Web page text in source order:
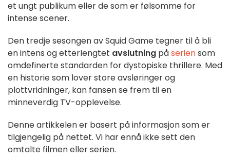
et ungt publikum eller de som er følsomme for
intense scener.
Den tredje sesongen avSquid Game tegner til å bli
en intens og etterlengtet avslutning påseriensom
omdefinerte standarden for dystopiske thrillere. Med
en historie som lover store avsløringer og
plottvridninger, kan fansen se frem til en
minneverdig TV-opplevelse.
Denne artikkelen er basert på informasjon som er
tilgjengelig på nettet. Vi har ennå ikke sett den
omtalte filmen eller serien.